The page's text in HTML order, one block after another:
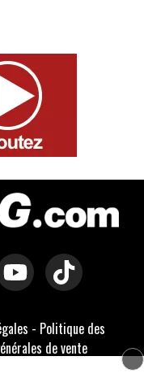
- Politique des
de vente